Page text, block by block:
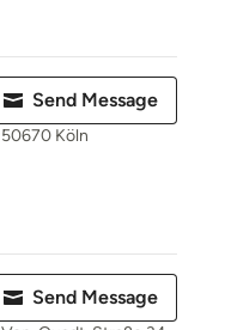
Send Message
50670 Köln
Send Message